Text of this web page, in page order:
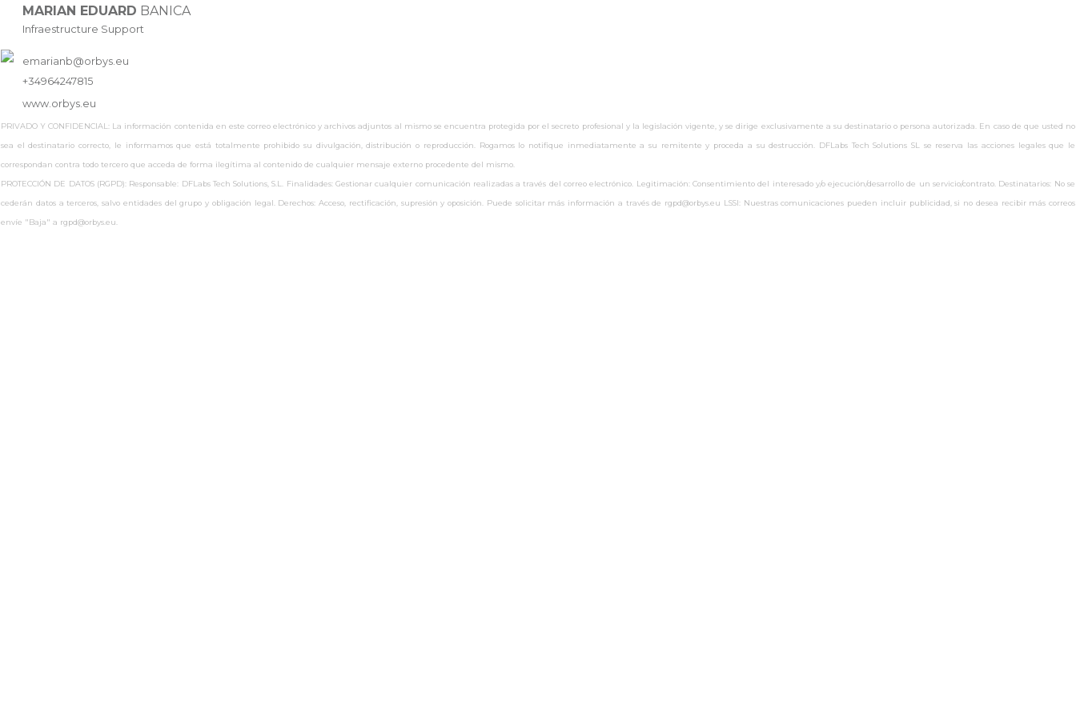
MARIAN EDUARD BANICA
Infraestructure Support
emarianb@orbys.eu
+34964247815
www.orbys.eu
PRIVADO Y CONFIDENCIAL: La información contenida en este correo electrónico y archivos adjuntos al mismo se encuentra protegida por el secreto profesional y la legislación vigente, y se dirige exclusivamente a su destinatario o persona autorizada. En caso de que usted no
sea el destinatario correcto, le informamos que está totalmente prohibido su divulgación, distribución o reproducción. Rogamos lo notifique inmediatamente a su remitente y proceda a su destrucción. DFLabs Tech Solutions SL se reserva las acciones legales que le
correspondan contra todo tercero que acceda de forma ilegítima al contenido de cualquier mensaje externo procedente del mismo.
PROTECCIÓN DE DATOS (RGPD): Responsable: DFLabs Tech Solutions, S.L. Finalidades: Gestionar cualquier comunicación realizadas a través del correo electrónico. Legitimación: Consentimiento del interesado y/o ejecución/desarrollo de un servicio/contrato. Destinatarios: No se
cederán datos a terceros, salvo entidades del grupo y obligación legal. Derechos: Acceso, rectificación, supresión y oposición. Puede solicitar más información a través de rgpd@orbys.eu LSSI: Nuestras comunicaciones pueden incluir publicidad, si no desea recibir más correos
envíe "Baja" a rgpd@orbys.eu.